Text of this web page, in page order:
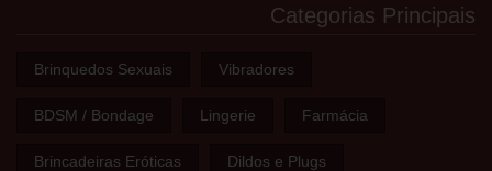
Categorias Principais
Brinquedos Sexuais Vibradores
BDSM / Bondage Lingerie Farmácia
Brincadeiras Eróticas Dildos e Plugs